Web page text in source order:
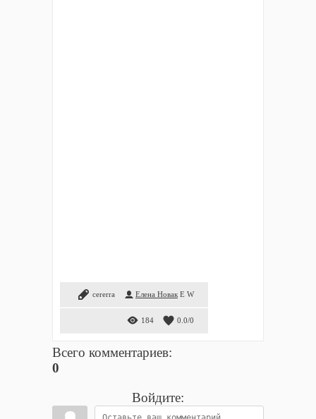
cererra Елена Новак E W
184 0.0/0
Всего комментариев:
0
Войдите: